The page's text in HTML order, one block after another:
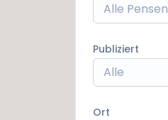
Alle Pensen
Publiziert
Alle
Ort